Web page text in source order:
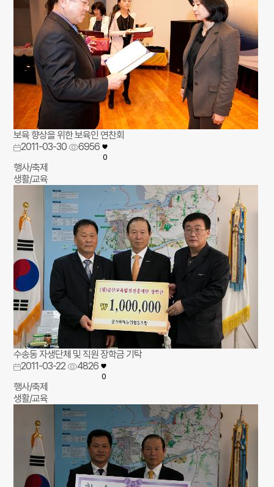
보육 향상을 위한 보육인 연찬회
2011-03-30
6956
0
행사/축제
생활/교육
수송동 자생단체 및 직원 장학금 기탁
2011-03-22
4826
0
행사/축제
생활/교육